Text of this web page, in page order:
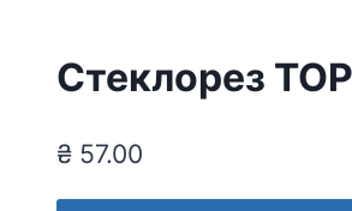
Стеклорез
₴57.00